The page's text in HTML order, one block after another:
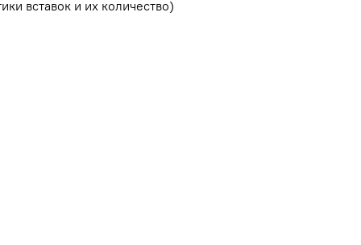
вставок и их количество)